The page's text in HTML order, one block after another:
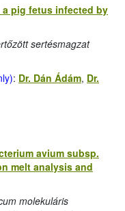
pig fetus infected by
sertésmagzat
: Dr. Dán Ádám, Dr.
avium subsp.
melt analysis and
molekuláris